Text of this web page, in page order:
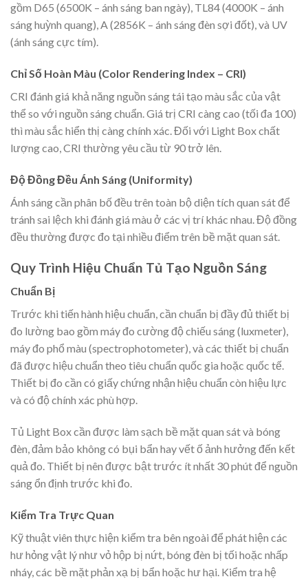
gồm D65 (6500K – ánh sáng ban ngày), TL84 (4000K – ánh
sáng huỳnh quang), A (2856K – ánh sáng đèn sợi đốt), và UV
(ánh sáng cực tím).
Chỉ Số Hoàn Màu (Color Rendering Index – CRI)
CRI đánh giá khả năng nguồn sáng tái tạo màu sắc của vật
thể so với nguồn sáng chuẩn. Giá trị CRI càng cao (tối đa 100)
thì màu sắc hiển thị càng chính xác. Đối với Light Box chất
lượng cao, CRI thường yêu cầu từ 90 trở lên.
Độ Đồng Đều Ánh Sáng (Uniformity)
Ánh sáng cần phân bố đều trên toàn bộ diện tích quan sát để
tránh sai lệch khi đánh giá màu ở các vị trí khác nhau. Độ đồng
đều thường được đo tại nhiều điểm trên bề mặt quan sát.
Quy Trình Hiệu Chuẩn Tủ Tạo Nguồn Sáng
Chuẩn Bị
Trước khi tiến hành hiệu chuẩn, cần chuẩn bị đầy đủ thiết bị
đo lường bao gồm máy đo cường độ chiếu sáng (luxmeter),
máy đo phổ màu (spectrophotometer), và các thiết bị chuẩn
đã được hiệu chuẩn theo tiêu chuẩn quốc gia hoặc quốc tế.
Thiết bị đo cần có giấy chứng nhận hiệu chuẩn còn hiệu lực
và có độ chính xác phù hợp.
Tủ Light Box cần được làm sạch bề mặt quan sát và bóng
đèn, đảm bảo không có bụi bẩn hay vết ố ảnh hưởng đến kết
quả đo. Thiết bị nên được bật trước ít nhất 30 phút để nguồn
sáng ổn định trước khi đo.
Kiểm Tra Trực Quan
Kỹ thuật viên thực hiện kiểm tra bên ngoài để phát hiện các
hư hỏng vật lý như vỏ hộp bị nứt, bóng đèn bị tối hoặc nhấp
nháy, các bề mặt phản xạ bị bẩn hoặc hư hại. Kiểm tra hệ